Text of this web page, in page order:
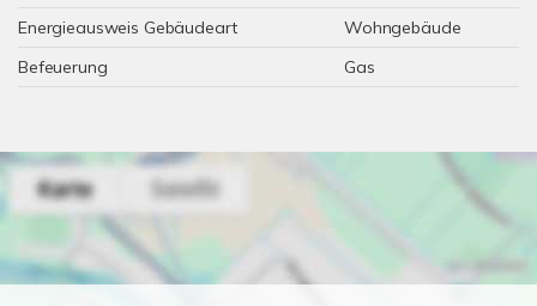
Energieausweis Gebäudeart
Wohngebäude
Befeuerung
Gas